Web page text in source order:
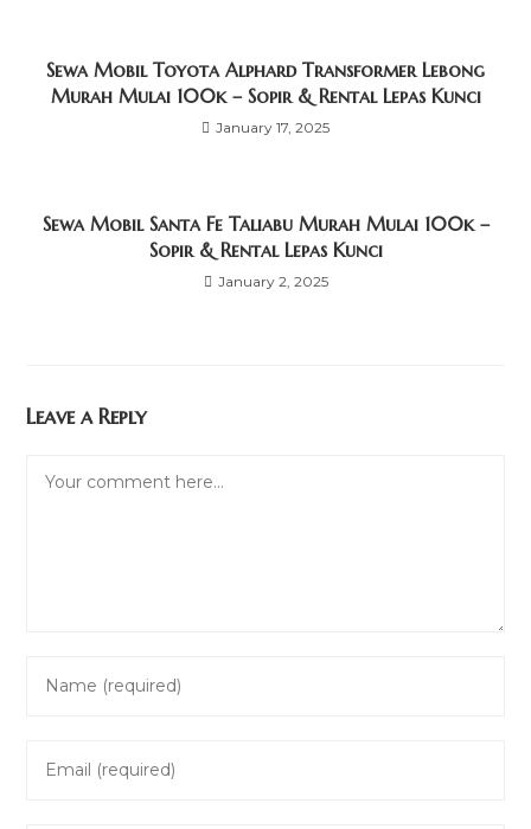
Sewa Mobil Toyota Alphard Transformer Lebong
Murah Mulai 100k – Sopir & Rental Lepas Kunci
January 17, 2025
Sewa Mobil Santa Fe Taliabu Murah Mulai 100k –
Sopir & Rental Lepas Kunci
January 2, 2025
Leave a Reply
your
your